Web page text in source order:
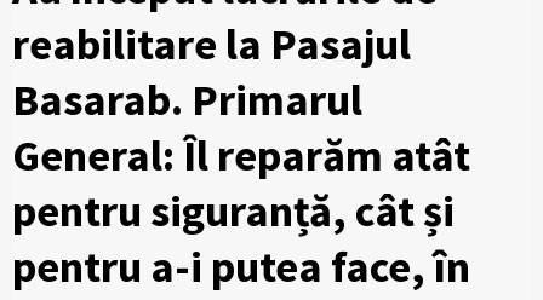
reabilitare la Pasajul
Basarab. Primarul
General: Îl reparăm atât
pentru siguranță, cât și
pentru a-i putea face, în